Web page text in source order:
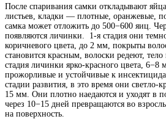
После спаривания самки откладывают
листьев, кладки — плотные, оранжевые,
самка может отложить до 500−600 яиц.
появляются личинки. 1-я стадия они
коричневого цвета, до 2 мм, покрыты
становится красным, волоски редеют,
стадия личинки ярко-красного цвета,
прожорливые и устойчивые к
стадии развития, в это время они светло-
15 мм. Они плотно наедаются и уходят в
через 10−15 дней превращаются во
на поверхность.